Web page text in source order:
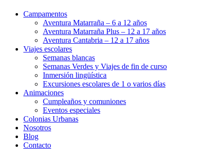
Campamentos
Aventura Matarraña – 6 a 12 años
Aventura Matarraña Plus – 12 a 17 años
Aventura Cantabria – 12 a 17 años
Viajes escolares
Semanas blancas
Semanas Verdes y Viajes de fin de curso
Inmersión lingüística
Excursiones escolares de 1 o varios días
Animaciones
Cumpleaños y comuniones
Eventos especiales
Colonias Urbanas
Nosotros
Blog
Contacto